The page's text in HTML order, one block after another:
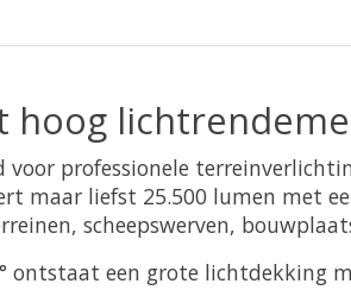
hoog
voor professionele
maar liefst 25.500 lumen met
scheepswerven,
ontstaat een grote